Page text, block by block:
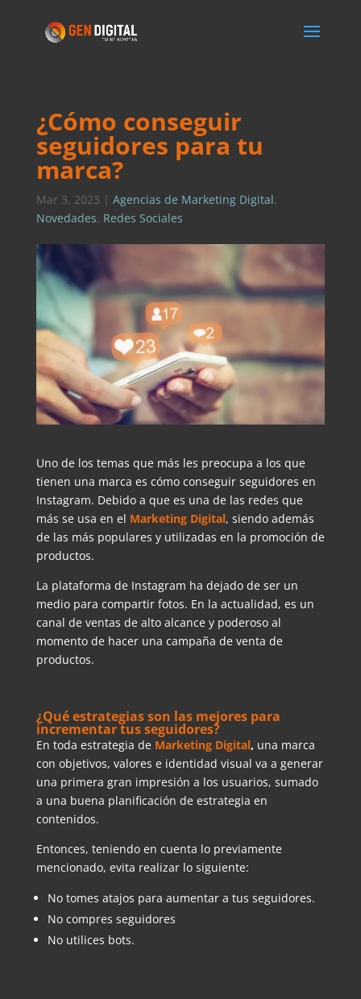
¿Cómo conseguir
seguidores para tu
marca?
Mar 3, 2023 | Agencias de Marketing Digital,
Novedades, Redes Sociales
Uno de los temas que más les preocupa a los que
tienen una marca es cómo conseguir seguidores en
Instagram. Debido a que es una de las redes que
más se usa en el Marketing Digital, siendo además
de las más populares y utilizadas en la promoción de
productos.
La plataforma de Instagram ha dejado de ser un
medio para compartir fotos. En la actualidad, es un
canal de ventas de alto alcance y poderoso al
momento de hacer una campaña de venta de
productos.
¿Qué estrategias son las mejores para
incrementar tus seguidores?
En toda estrategia de Marketing Digital, una marca
con objetivos, valores e identidad visual va a generar
una primera gran impresión a los usuarios, sumado
a una buena planificación de estrategia en
contenidos.
Entonces, teniendo en cuenta lo previamente
mencionado, evita realizar lo siguiente:
No tomes atajos para aumentar a tus seguidores.
No compres seguidores
No utilices bots.